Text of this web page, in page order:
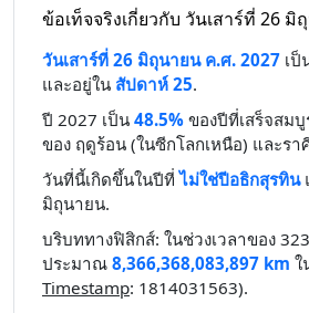
ข้อเท็จจริงเกี่ยวกับ วันเสาร์ที่ 26 มิ
วันเสาร์ที่ 26 มิถุนายน ค.ศ. 2027 เป็
และอยู่ใน สัปดาห์ 25.
ปี 2027 เป็น 48.5% ของปีที่เสร็จสม
ของ ฤดูร้อน (ในซีกโลกเหนือ) และรา
วันที่นี้เกิดขึ้นในปีที่ไม่ใช่ปีอธิกสุรทิน
มิถุนายน.
บริบททางฟิสิกส์: ในช่วงเวลาของ
ประมาณ 8,366,368,083,897 km ใ
Timestamp: 1814031563).